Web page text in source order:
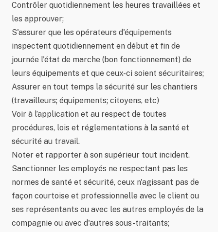
Contrôler quotidiennement les heures travaillées et
les approuver;
S'assurer que les opérateurs d'équipements
inspectent quotidiennement en début et fin de
journée l'état de marche (bon fonctionnement) de
leurs équipements et que ceux-ci soient sécuritaires;
Assurer en tout temps la sécurité sur les chantiers
(travailleurs; équipements; citoyens, etc)
Voir à l’application et au respect de toutes
procédures, lois et réglementations à la santé et
sécurité au travail.
Noter et rapporter à son supérieur tout incident.
Sanctionner les employés ne respectant pas les
normes de santé et sécurité, ceux n'agissant pas de
façon courtoise et professionnelle avec le client ou
ses représentants ou avec les autres employés de la
compagnie ou avec d'autres sous-traitants;